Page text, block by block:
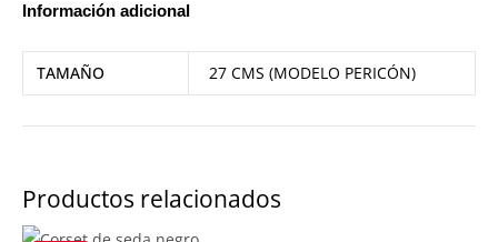
Información adicional
TAMAÑO 27 CMS (MODELO PERICÓN)
Productos relacionados